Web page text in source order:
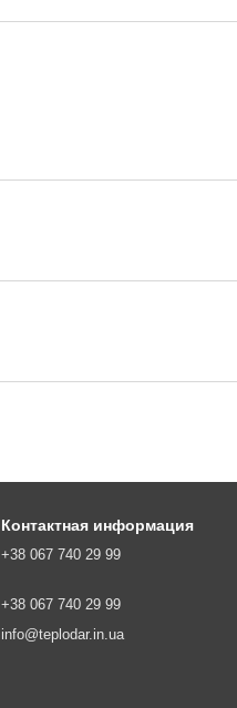
Контактная информация
+38 067 740 29 99
+38 067 740 29 99
info@teplodar.in.ua